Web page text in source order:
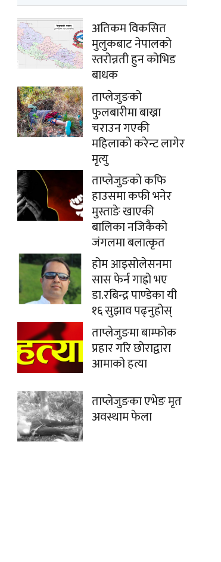
अतिकम विकसित
मुलुकबाट नेपालको
स्तरोन्नती हुन कोभिड
बाधक
ताप्लेजुङको
फुलबारीमा बाख्रा
चराउन गएकी
महिलाको करेन्ट लागेर
मृत्यु
ताप्लेजुङको कफि
हाउसमा कफी भनेर
मुस्ताङे खाएकी
बालिका नजिकैको
जंगलमा बलात्कृत
होम आइसोलेसनमा
सास फेर्न गाह्रो भए
डा.रबिन्द्र पाण्डेका यी
१६ सुझाव पढ्नुहोस्
ताप्लेजुङमा बाम्फोक
प्रहार गरि छोराद्वारा
आमाको हत्या
ताप्लेजुङका एभेङ मृत
अवस्थाम फेला